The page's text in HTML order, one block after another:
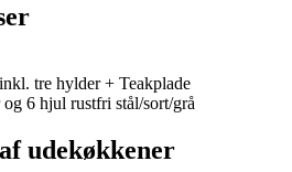
tre hylder + Teakplade
6 hjul rustfri stål/sort/grå
udekøkkener